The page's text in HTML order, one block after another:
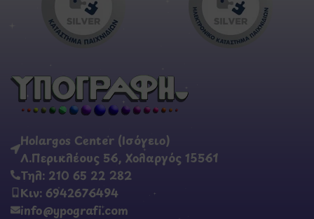
Holargos Center (Ισόγειο)
Λ.Περικλέους 56, Χολαργός 15561
Τηλ: 210 65 22 282
Κιν: 6942676494
info@ypografi.com